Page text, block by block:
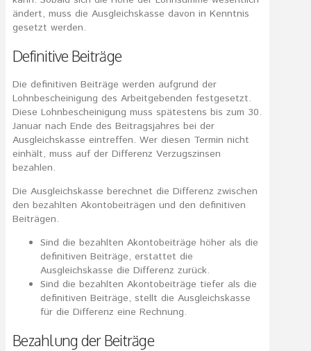
ändert, muss die Ausgleichskasse davon in Kenntnis
gesetzt werden.
Definitive Beiträge
Die definitiven Beiträge werden aufgrund der
Lohnbescheinigung des Arbeitgebenden festgesetzt.
Diese Lohnbescheinigung muss spätestens bis zum 30.
Januar nach Ende des Beitragsjahres bei der
Ausgleichskasse eintreffen. Wer diesen Termin nicht
einhält, muss auf der Differenz Verzugszinsen
bezahlen.
Die Ausgleichskasse berechnet die Differenz zwischen
den bezahlten Akontobeiträgen und den definitiven
Beiträgen.
Sind die bezahlten Akontobeiträge höher als die
definitiven Beiträge, erstattet die
Ausgleichskasse die Differenz zurück.
Sind die bezahlten Akontobeiträge tiefer als die
definitiven Beiträge, stellt die Ausgleichskasse
für die Differenz eine Rechnung.
Bezahlung der Beiträge